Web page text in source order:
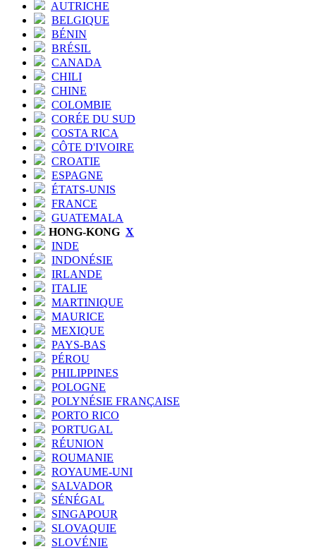
AUTRICHE
BELGIQUE
BÉNIN
BRÉSIL
CANADA
CHILI
CHINE
COLOMBIE
CORÉE DU SUD
COSTA RICA
CÔTE D'IVOIRE
CROATIE
ESPAGNE
ÉTATS-UNIS
FRANCE
GUATEMALA
HONG-KONG X
INDE
INDONÉSIE
IRLANDE
ITALIE
MARTINIQUE
MAURICE
MEXIQUE
PAYS-BAS
PÉROU
PHILIPPINES
POLOGNE
POLYNÉSIE FRANÇAISE
PORTO RICO
PORTUGAL
RÉUNION
ROUMANIE
ROYAUME-UNI
SALVADOR
SÉNÉGAL
SINGAPOUR
SLOVAQUIE
SLOVÉNIE